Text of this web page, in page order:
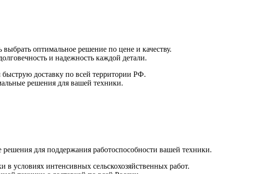
оптимальное решение по цене и качеству.
и надежность каждой детали.
доставку по всей территории РФ.
решения для вашей техники.
для поддержания работоспособности вашей техники.
условиях интенсивных сельскохозяйственных работ.